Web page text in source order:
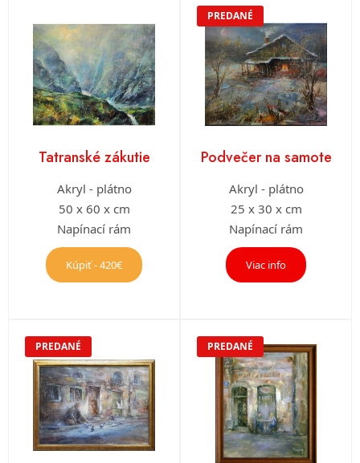
Tatranské zákutie
Akryl - plátno
50 x 60 x cm
Napínací rám
Kúpiť - 420€
PREDANÉ
Podvečer na samote
Akryl - plátno
25 x 30 x cm
Napínací rám
Viac info
PREDANÉ PREDANÉ